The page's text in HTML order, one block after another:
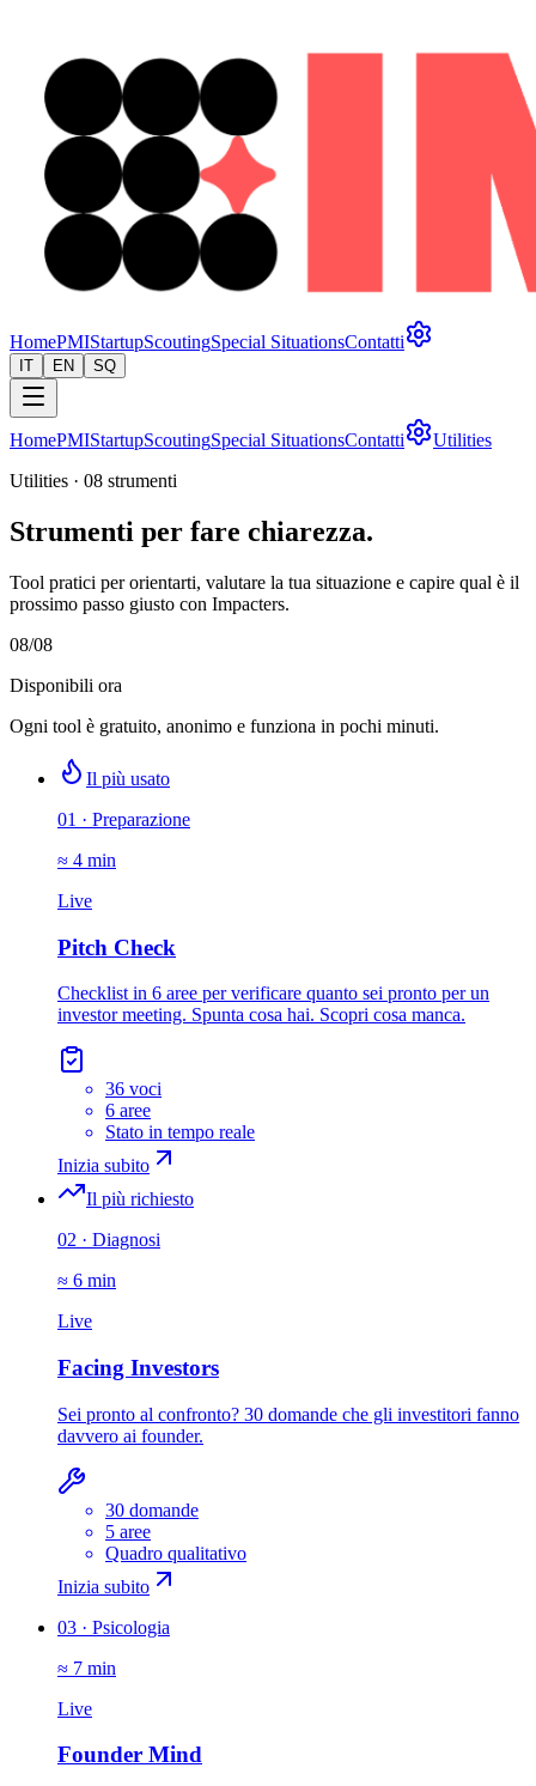
HomePMIStartupScoutingSpecial SituationsContatti
IT EN SQ
HomePMIStartupScoutingSpecial SituationsContatti
Utilities
Utilities · 08 strumenti
Strumenti per fare chiarezza.
Tool pratici per orientarti, valutare la tua situazione e capire qual è il
prossimo passo giusto con Impacters.
08/08
Disponibili ora
Ogni tool è gratuito, anonimo e funziona in pochi minuti.
Il più usato
01 · Preparazione
≈ 4 min
Live
Pitch Check
Checklist in 6 aree per verificare quanto sei pronto per un
investor meeting. Spunta cosa hai. Scopri cosa manca.
36 voci
6 aree
Stato in tempo reale
Inizia subito
Il più richiesto
02 · Diagnosi
≈ 6 min
Live
Facing Investors
Sei pronto al confronto? 30 domande che gli investitori fanno
davvero ai founder.
30 domande
5 aree
Quadro qualitativo
Inizia subito
03 · Psicologia
≈ 7 min
Live
Founder Mind